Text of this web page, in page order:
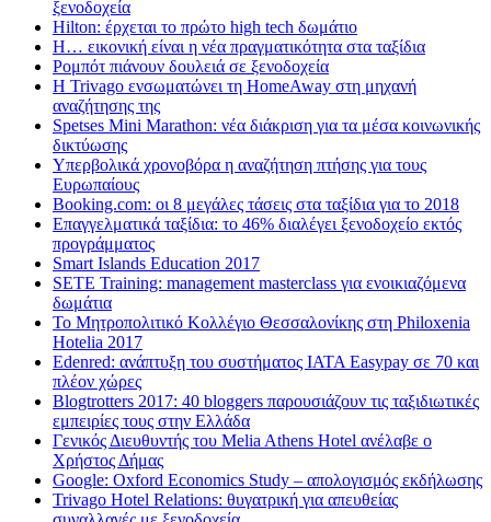
ξενοδοχεία
Hilton: έρχεται τo πρώτο high tech δωμάτιο
Η… εικονική είναι η νέα πραγματικότητα στα ταξίδια
Ρομπότ πιάνουν δουλειά σε ξενοδοχεία
Η Trivago ενσωματώνει τη HomeAway στη μηχανή
αναζήτησης της
Spetses Mini Marathon: νέα διάκριση για τα μέσα κοινωνικής
δικτύωσης
Υπερβολικά χρονοβόρα η αναζήτηση πτήσης για τους
Ευρωπαίους
Booking.com: οι 8 μεγάλες τάσεις στα ταξίδια για το 2018
Επαγγελματικά ταξίδια: το 46% διαλέγει ξενοδοχείο εκτός
προγράμματος
Smart Islands Education 2017
SETE Training: management masterclass για ενοικιαζόμενα
δωμάτια
Το Μητροπολιτικό Κολλέγιο Θεσσαλονίκης στη Philoxenia
Hotelia 2017
Edenred: ανάπτυξη του συστήματος IATA Easypay σε 70 και
πλέον χώρες
Blogtrotters 2017: 40 bloggers παρουσιάζουν τις ταξιδιωτικές
εμπειρίες τους στην Ελλάδα
Γενικός Διευθυντής του Melia Athens Hotel ανέλαβε ο
Χρήστος Δήμας
Google: Oxford Economics Study – απολογισμός εκδήλωσης
Trivago Hotel Relations: θυγατρική για απευθείας